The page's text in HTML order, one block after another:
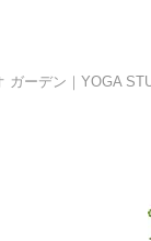
ガーデン｜YOGA